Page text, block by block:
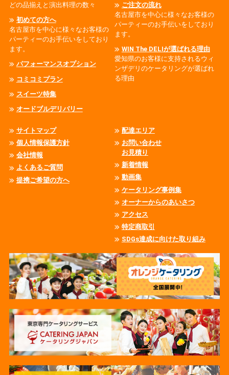
どの品揃えと演出料理の数々
初めての方へ
名古屋市を中心に様々なお客様の
パーティーのお手伝いをしており
ます。
パフォーマンスオプション
コミコミプラン
スイーツ特集
オードブルデリバリー
ご注文の流れ
名古屋市を中心に様々なお客様の
パーティーのお手伝いをしており
ます。
WIN The DELIが選ばれる理由
愛知県のお客様に支持されるウィ
ンザデリのケータリングが選ばれ
る理由
サイトマップ
個人情報保護方針
会社情報
よくあるご質問
提携ご希望の方へ
配達エリア
お問い合わせ
お見積り
新着情報
動画集
ケータリング事例集
オーナーからのあいさつ
アクセス
特定商取引
SDGs達成に向けた取り組み